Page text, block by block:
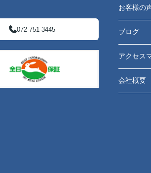
072-751-3445
お客様の
ブログ
アクセス
会社概要